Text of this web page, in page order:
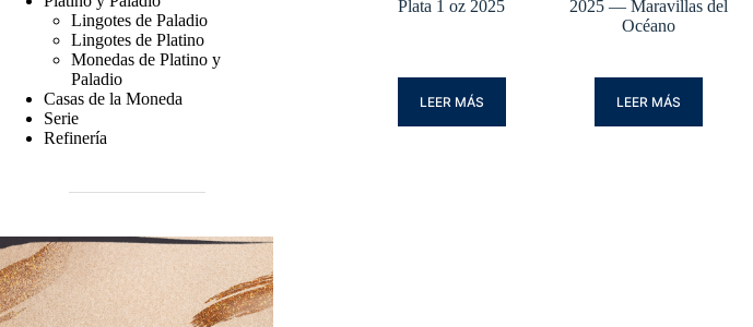
Plata 1 oz 2025
LEER MÁS
2025 — Maravillas del
Océano
LEER MÁS
Lingotes de Paladio
Lingotes de Platino
Monedas de Platino y
Paladio
Casas de la Moneda
Serie
Refinería